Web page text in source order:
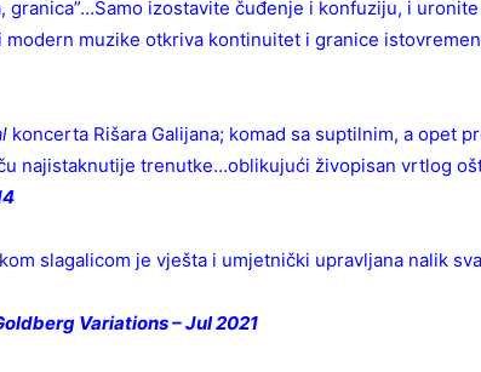
granica”…Samo izostavite čuđenje i konfuziju, i
muzike otkriva kontinuitet i granice
koncerta Rišara Galijana; komad sa suptilnim, a opet
najistaknutije trenutke…oblikujući živopisan vrtlog
slagalicom je vješta i umjetnički upravljana nalik
Variations – Jul2021